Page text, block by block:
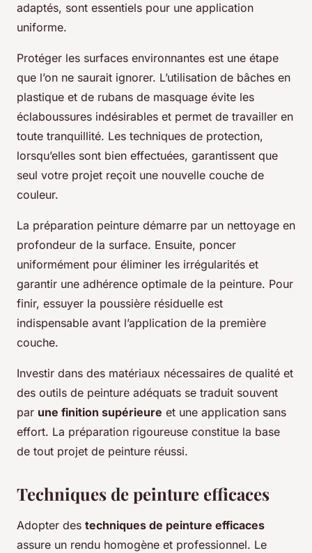
adaptés, sont essentiels pour une application
uniforme.
Protéger les surfaces environnantes est une étape
que l’on ne saurait ignorer. L’utilisation de bâches en
plastique et de rubans de masquage évite les
éclaboussures indésirables et permet de travailler en
toute tranquillité. Les techniques de protection,
lorsqu’elles sont bien effectuées, garantissent que
seul votre projet reçoit une nouvelle couche de
couleur.
La préparation peinture démarre par un nettoyage en
profondeur de la surface. Ensuite, poncer
uniformément pour éliminer les irrégularités et
garantir une adhérence optimale de la peinture. Pour
finir, essuyer la poussière résiduelle est
indispensable avant l’application de la première
couche.
Investir dans des matériaux nécessaires de qualité et
des outils de peinture adéquats se traduit souvent
par une finition supérieure et une application sans
effort. La préparation rigoureuse constitue la base
de tout projet de peinture réussi.
Techniques de peinture efficaces
Adopter des techniques de peinture efficaces
assure un rendu homogène et professionnel. Le